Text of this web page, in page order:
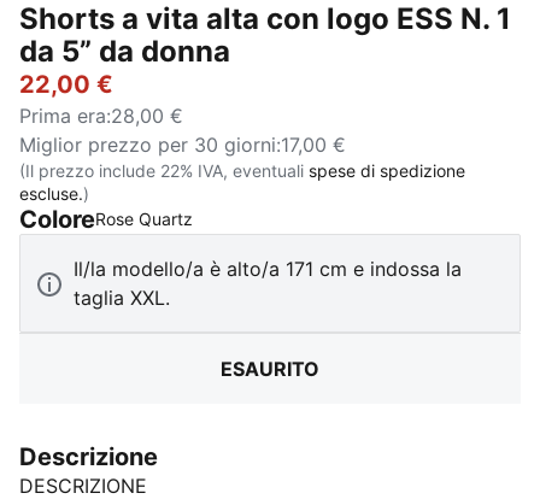
Shorts a vita alta con logo ESS N. 1
da 5” da donna
22,00 €
Prima era:28,00 €
Miglior prezzo per 30 giorni:17,00 €
(Il prezzo include 22% IVA, eventuali spese di spedizione
escluse.)
ColoreRose Quartz
Il/la modello/a è alto/a 171 cm e indossa la
taglia XXL.
ESAURITO
Descrizione
DESCRIZIONE